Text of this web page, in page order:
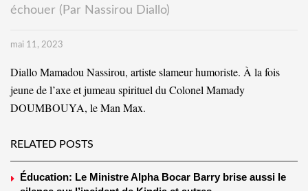
échouer (Par Nassirou Diallo)
mai 11, 2023
Diallo Mamadou Nassirou, artiste slameur humoriste. À la fois
jeune de l’axe et jumeau spirituel du Colonel Mamady
DOUMBOUYA, le Man Max.
RELATED POSTS
Éducation: Le Ministre Alpha Bocar Barry brise aussi le